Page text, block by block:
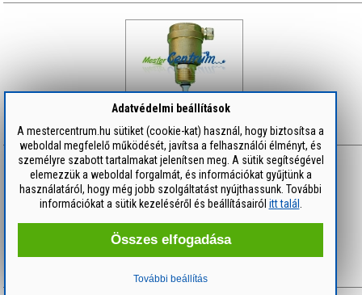
Adatvédelmi beállítások
A mestercentrum.hu sütiket (cookie-kat) használ, hogy biztosítsa a
weboldal megfelelő működését, javítsa a felhasználói élményt, és
személyre szabott tartalmakat jelenítsen meg. A sütik segítségével
elemezzük a weboldal forgalmát, és információkat gyűjtünk a
használatáról, hogy még jobb szolgáltatást nyújthassunk. További
információkat a sütik kezeléséről és beállításairól itt talál
Összes elfogadása
További beállítás
GIACOMINI Automata légtelenítő szelep 1/2"
2 890 Ft/ db
Lánc toldó 6 mm
200 Ft/ db